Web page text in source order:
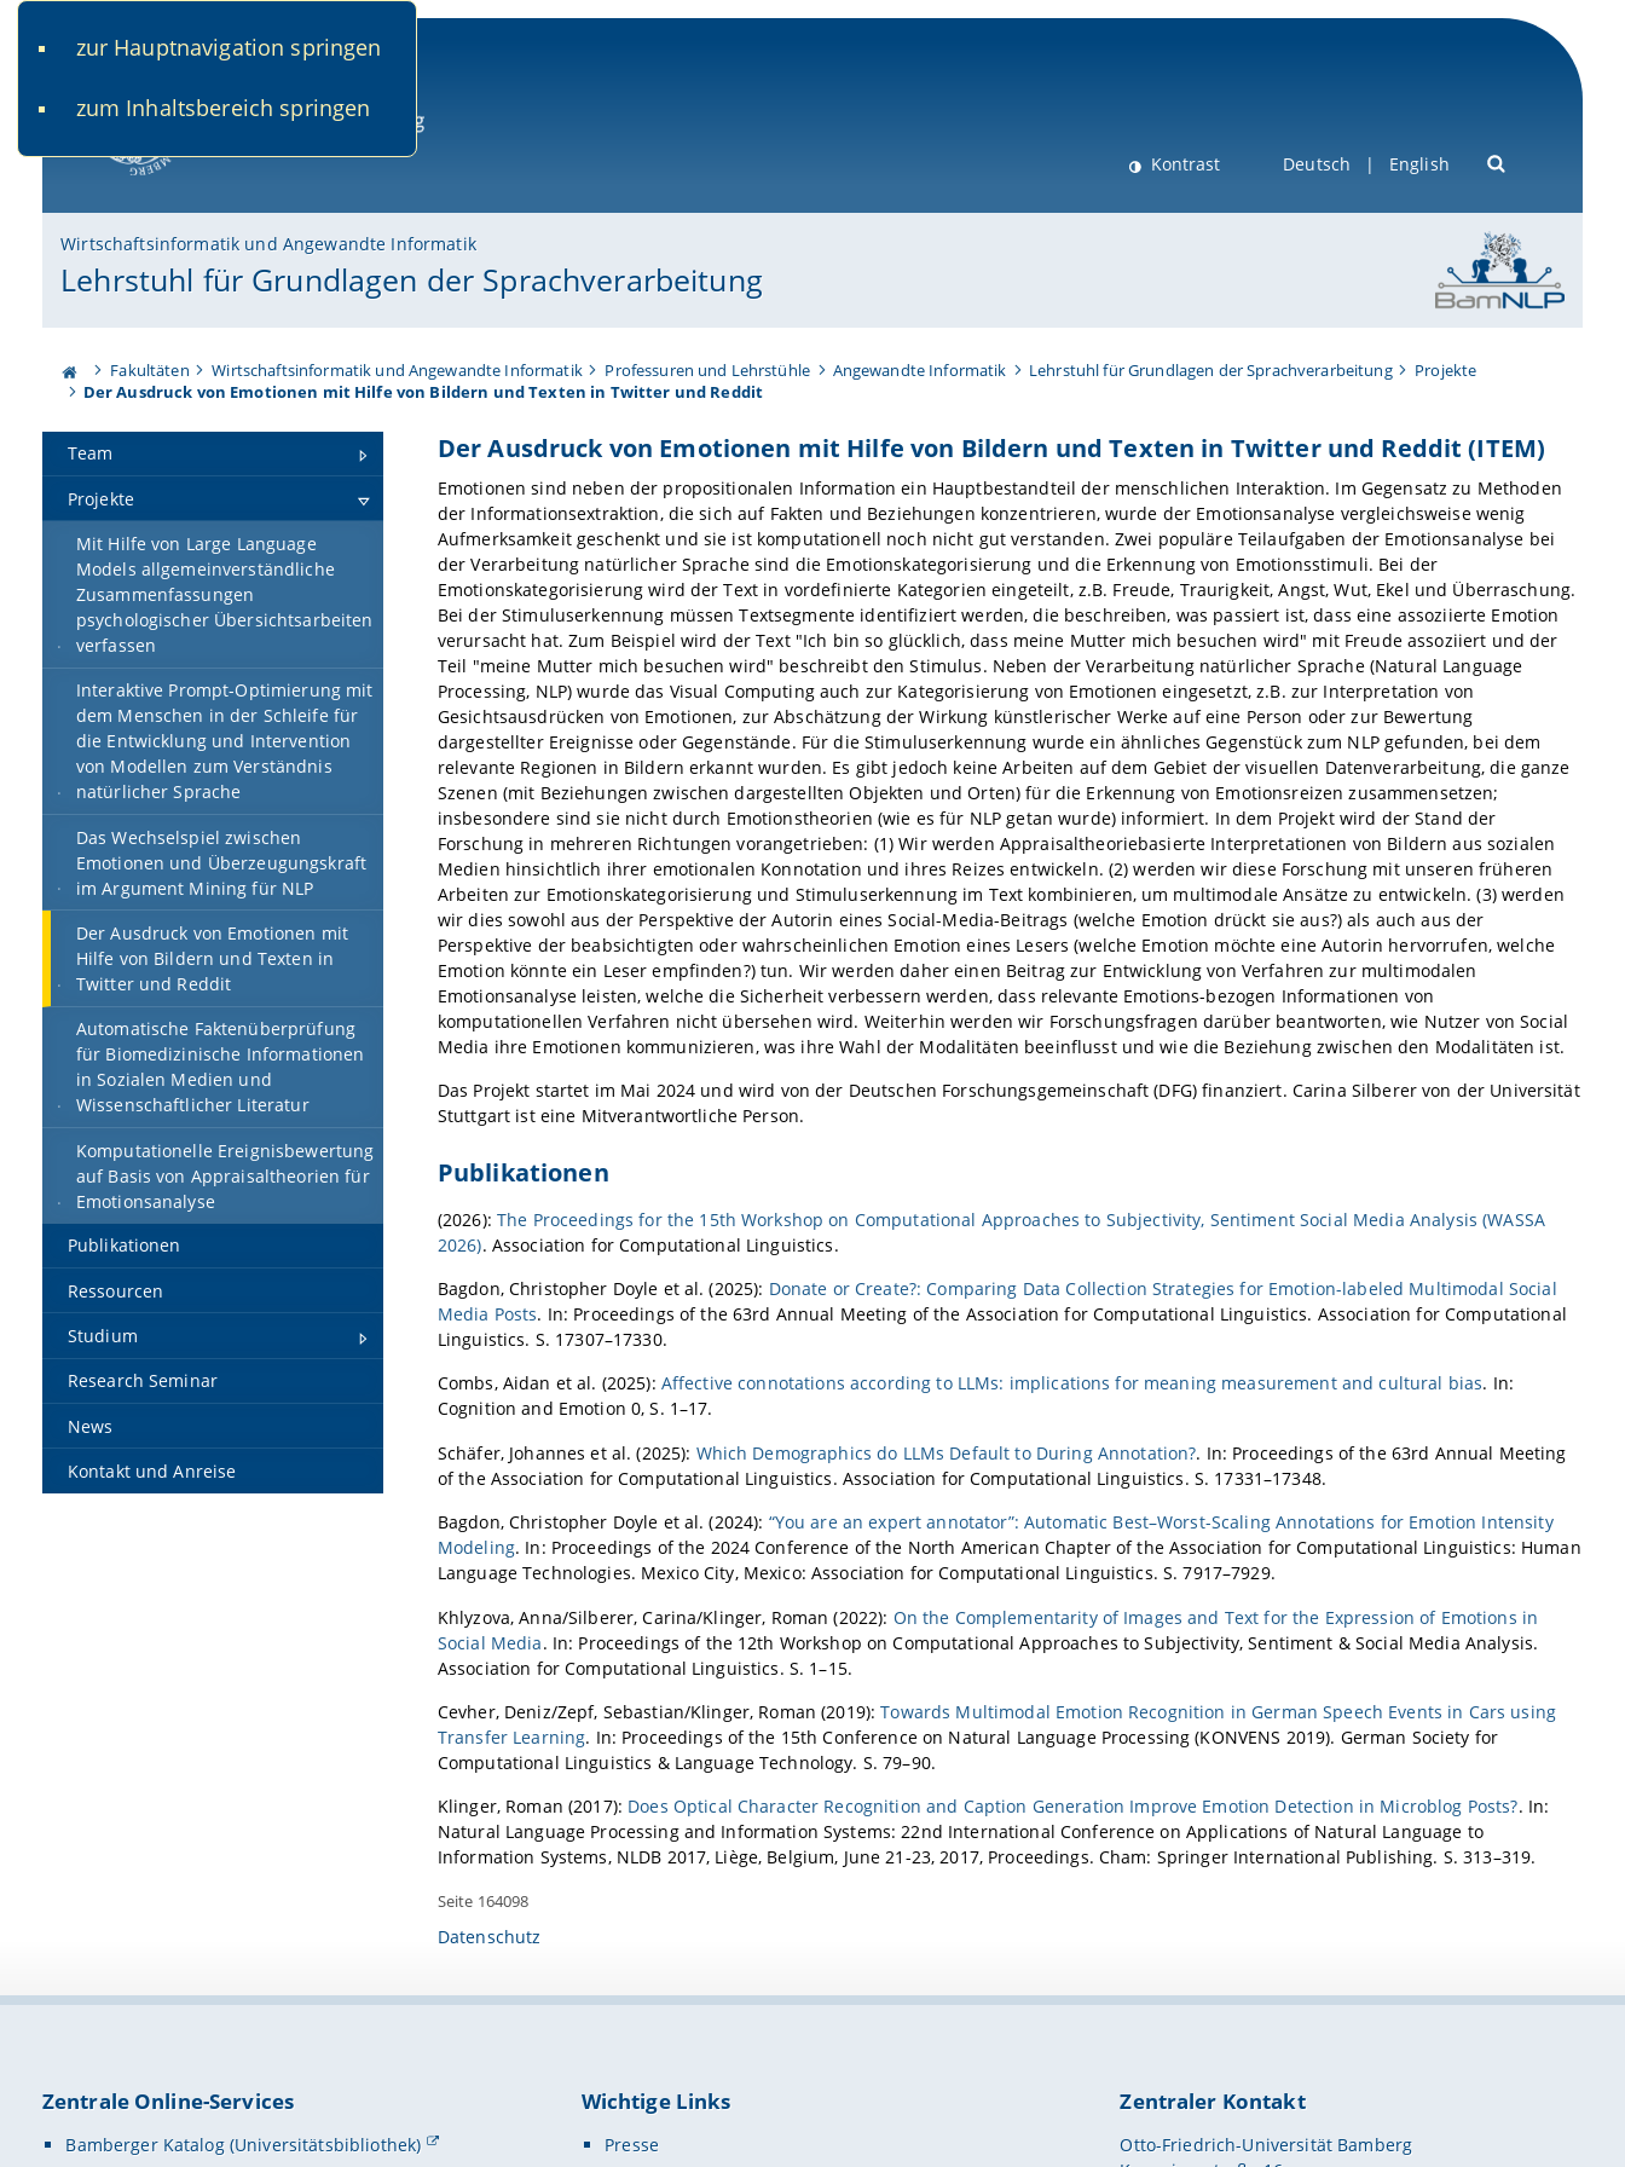
zur Hauptnavigation springen
zum Inhaltsbereich springen
Kontrast Deutsch English
Wirtschaftsinformatik und Angewandte Informatik
Lehrstuhl für Grundlagen der Sprachverarbeitung
Fakultäten Wirtschaftsinformatik und Angewandte Informatik Professuren und Lehrstühle Angewandte Informatik Lehrstuhl für Grundlagen der Sprachverarbeitung
Projekte
Der Ausdruck von Emotionen mit Hilfe von Bildern und Texten in Twitter und Reddit
Team
Projekte
Mit Hilfe von Large Language
Models allgemeinverständliche
Zusammenfassungen
psychologischer Übersichtsarbeiten
verfassen
Interaktive Prompt-Optimierung mit
dem Menschen in der Schleife für
die Entwicklung und Intervention
von Modellen zum Verständnis
natürlicher Sprache
Das Wechselspiel zwischen
Emotionen und Überzeugungskraft
im Argument Mining für NLP
Der Ausdruck von Emotionen mit
Hilfe von Bildern und Texten in
Twitter und Reddit
Automatische Faktenüberprüfung
für Biomedizinische Informationen
in Sozialen Medien und
Wissenschaftlicher Literatur
Komputationelle Ereignisbewertung
auf Basis von Appraisaltheorien für
Emotionsanalyse
Publikationen
Ressourcen
Studium
Research Seminar
News
Kontakt und Anreise
Der Ausdruck von Emotionen mit Hilfe von Bildern und Texten in Twitter und Reddit (ITEM)
Emotionen sind neben der propositionalen Information ein Hauptbestandteil der menschlichen Interaktion. Im Gegensatz zu Methoden
der Informationsextraktion, die sich auf Fakten und Beziehungen konzentrieren, wurde der Emotionsanalyse vergleichsweise wenig
Aufmerksamkeit geschenkt und sie ist komputationell noch nicht gut verstanden. Zwei populäre Teilaufgaben der Emotionsanalyse bei
der Verarbeitung natürlicher Sprache sind die Emotionskategorisierung und die Erkennung von Emotionsstimuli. Bei der
Emotionskategorisierung wird der Text in vordefinierte Kategorien eingeteilt, z.B. Freude, Traurigkeit, Angst, Wut, Ekel und Überraschung.
Bei der Stimuluserkennung müssen Textsegmente identifiziert werden, die beschreiben, was passiert ist, dass eine assoziierte Emotion
verursacht hat. Zum Beispiel wird der Text "Ich bin so glücklich, dass meine Mutter mich besuchen wird" mit Freude assoziiert und der
Teil "meine Mutter mich besuchen wird" beschreibt den Stimulus. Neben der Verarbeitung natürlicher Sprache (Natural Language
Processing, NLP) wurde das Visual Computing auch zur Kategorisierung von Emotionen eingesetzt, z.B. zur Interpretation von
Gesichtsausdrücken von Emotionen, zur Abschätzung der Wirkung künstlerischer Werke auf eine Person oder zur Bewertung
dargestellter Ereignisse oder Gegenstände. Für die Stimuluserkennung wurde ein ähnliches Gegenstück zum NLP gefunden, bei dem
relevante Regionen in Bildern erkannt wurden. Es gibt jedoch keine Arbeiten auf dem Gebiet der visuellen Datenverarbeitung, die ganze
Szenen (mit Beziehungen zwischen dargestellten Objekten und Orten) für die Erkennung von Emotionsreizen zusammensetzen;
insbesondere sind sie nicht durch Emotionstheorien (wie es für NLP getan wurde) informiert. In dem Projekt wird der Stand der
Forschung in mehreren Richtungen vorangetrieben: (1) Wir werden Appraisaltheoriebasierte Interpretationen von Bildern aus sozialen
Medien hinsichtlich ihrer emotionalen Konnotation und ihres Reizes entwickeln. (2) werden wir diese Forschung mit unseren früheren
Arbeiten zur Emotionskategorisierung und Stimuluserkennung im Text kombinieren, um multimodale Ansätze zu entwickeln. (3) werden
wir dies sowohl aus der Perspektive der Autorin eines Social-Media-Beitrags (welche Emotion drückt sie aus?) als auch aus der
Perspektive der beabsichtigten oder wahrscheinlichen Emotion eines Lesers (welche Emotion möchte eine Autorin hervorrufen, welche
Emotion könnte ein Leser empfinden?) tun. Wir werden daher einen Beitrag zur Entwicklung von Verfahren zur multimodalen
Emotionsanalyse leisten, welche die Sicherheit verbessern werden, dass relevante Emotions-bezogen Informationen von
komputationellen Verfahren nicht übersehen wird. Weiterhin werden wir Forschungsfragen darüber beantworten, wie Nutzer von Social
Media ihre Emotionen kommunizieren, was ihre Wahl der Modalitäten beeinflusst und wie die Beziehung zwischen den Modalitäten ist.
Das Projekt startet im Mai 2024 und wird von der Deutschen Forschungsgemeinschaft (DFG) finanziert. Carina Silberer von der Universität
Stuttgart ist eine Mitverantwortliche Person.
Publikationen
(2026): The Proceedings for the 15th Workshop on Computational Approaches to Subjectivity, Sentiment Social Media Analysis (WASSA
2026). Association for Computational Linguistics.
Bagdon, Christopher Doyle et al. (2025): Donate or Create?: Comparing Data Collection Strategies for Emotion-labeled Multimodal Social
Media Posts. In: Proceedings of the 63rd Annual Meeting of the Association for Computational Linguistics. Association for Computational
Linguistics. S. 17307–17330.
Combs, Aidan et al. (2025): Affective connotations according to LLMs: implications for meaning measurement and cultural bias. In:
Cognition and Emotion 0, S. 1–17.
Schäfer, Johannes et al. (2025): Which Demographics do LLMs Default to During Annotation?. In: Proceedings of the 63rd Annual Meeting
of the Association for Computational Linguistics. Association for Computational Linguistics. S. 17331–17348.
Bagdon, Christopher Doyle et al. (2024): “You are an expert annotator”: Automatic Best–Worst-Scaling Annotations for Emotion Intensity
Modeling. In: Proceedings of the 2024 Conference of the North American Chapter of the Association for Computational Linguistics: Human
Language Technologies. Mexico City, Mexico: Association for Computational Linguistics. S. 7917–7929.
Khlyzova, Anna/Silberer, Carina/Klinger, Roman (2022): On the Complementarity of Images and Text for the Expression of Emotions in
Social Media. In: Proceedings of the 12th Workshop on Computational Approaches to Subjectivity, Sentiment & Social Media Analysis.
Association for Computational Linguistics. S. 1–15.
Cevher, Deniz/Zepf, Sebastian/Klinger, Roman (2019):Towards Multimodal Emotion Recognition in German Speech Events in Cars using
Transfer Learning. In: Proceedings of the 15th Conference on Natural Language Processing (KONVENS 2019). German Society for
Computational Linguistics & Language Technology. S. 79–90.
Klinger, Roman (2017): Does Optical Character Recognition and Caption Generation Improve Emotion Detection in Microblog Posts?. In:
Natural Language Processing and Information Systems: 22nd International Conference on Applications of Natural Language to
Information Systems, NLDB 2017, Liège, Belgium, June 21-23, 2017, Proceedings. Cham: Springer International Publishing. S. 313–319.
Seite 164098
Datenschutz
Zentrale Online-Services
Bamberger Katalog (Universitätsbibliothek)
Wichtige Links
Presse
Zentraler Kontakt
Otto-Friedrich-Universität Bamberg